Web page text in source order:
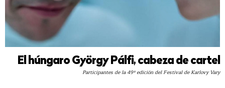
El húngaro György Pálfi, cabeza de cartel
Participantes de la 49ª edición del Festival de Karlovy Vary